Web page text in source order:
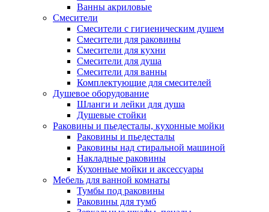
Ванны акриловые
Смесители
Смесители с гигиеническим душем
Смесители для раковины
Смесители для кухни
Смесители для душа
Смесители для ванны
Комплектующие для смесителей
Душевое оборудование
Шланги и лейки для душа
Душевые стойки
Раковины и пьедесталы, кухонные мойки
Раковины и пьедесталы
Раковины над стиральной машиной
Накладные раковины
Кухонные мойки и аксессуары
Мебель для ванной комнаты
Тумбы под раковины
Раковины для тумб